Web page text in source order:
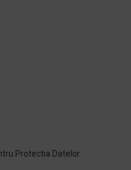
Protectia Datelor